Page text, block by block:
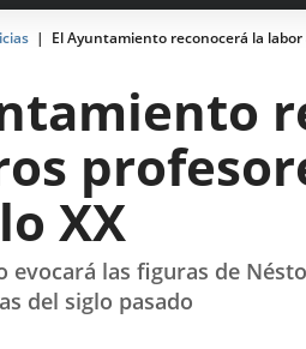
El Ayuntamiento reconocerá la
XX
evocará las figuras de
del siglo pasado